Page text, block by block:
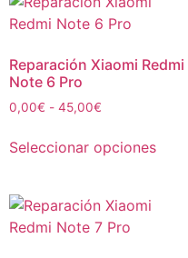
Reparación Xiaomi Redmi
Note 6 Pro
0,00€ - 45,00€
Seleccionar opciones